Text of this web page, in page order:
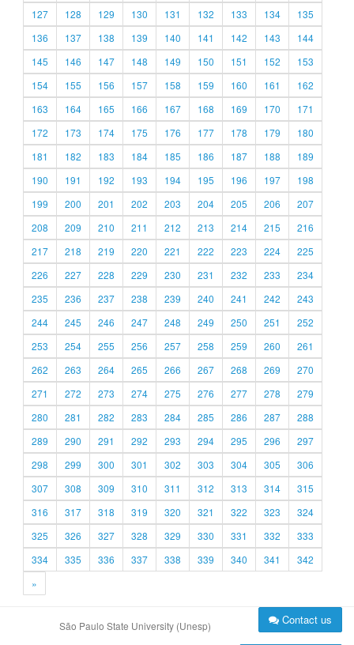
127
128 129 130 131 132 133 134
135
136
137 138 139 140 141 142 143
144
145
146 147 148 149 150 151 152
153
154
155 156 157 158 159 160 161
162
163
164 165 166 167 168 169 170
171
172
173 174 175 176 177 178 179
180
181
182 183 184 185 186 187 188
189
190
191 192 193 194 195 196 197
198
199
200 201 202 203 204 205 206
207
208
209 210 211 212 213 214 215
216
217
218 219 220 221 222 223 224
225
226
227 228 229 230 231 232 233
234
235
236 237 238 239 240 241 242
243
244
245 246 247 248 249 250 251
252
253
254 255 256 257 258 259 260
261
262
263 264 265 266 267 268 269
270
271
272 273 274 275 276 277 278
279
280
281 282 283 284 285 286 287
288
289
290 291 292 293 294 295 296
297
298
299 300 301 302 303 304 305
306
307
308 309 310 311 312 313 314
315
316
317 318 319 320 321 322 323
324
325
326 327 328 329 330 331 332
333
334
335 336 337 338 339 340 341
342
»
São Paulo State University (Unesp) Contact us